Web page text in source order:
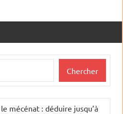
Chercher
mécénat : déduire jusqu’à